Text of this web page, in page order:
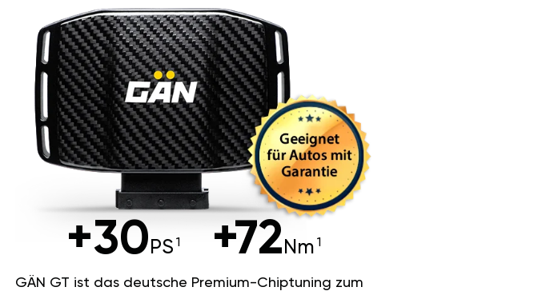
+30 PS +72 Nm
GÄN GT ist das deutsche Premium-Chiptuning zum